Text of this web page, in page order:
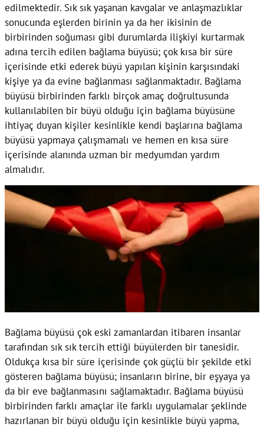
edilmektedir. Sık sık yaşanan kavgalar ve anlaşmazlıklar
sonucunda eşlerden birinin ya da her ikisinin de
birbirinden soğuması gibi durumlarda ilişkiyi kurtarmak
adına tercih edilen bağlama büyüsü; çok kısa bir süre
içerisinde etki ederek büyü yapılan kişinin karşısındaki
kişiye ya da evine bağlanması sağlanmaktadır. Bağlama
büyüsü birbirinden farklı birçok amaç doğrultusunda
kullanılabilen bir büyü olduğu için bağlama büyüsüne
ihtiyaç duyan kişiler kesinlikle kendi başlarına bağlama
büyüsü yapmaya çalışmamalı ve hemen en kısa süre
içerisinde alanında uzman bir medyumdan yardım
almalıdır.
Bağlama büyüsü çok eski zamanlardan itibaren insanlar
tarafından sık sık tercih ettiği büyülerden bir tanesidir.
Oldukça kısa bir süre içerisinde çok güçlü bir şekilde etki
gösteren bağlama büyüsü; insanların birine, bir eşyaya ya
da bir eve bağlanmasını sağlamaktadır. Bağlama büyüsü
birbirinden farklı amaçlar ile farklı uygulamalar şeklinde
hazırlanan bir büyü olduğu için kesinlikle büyü yapma,